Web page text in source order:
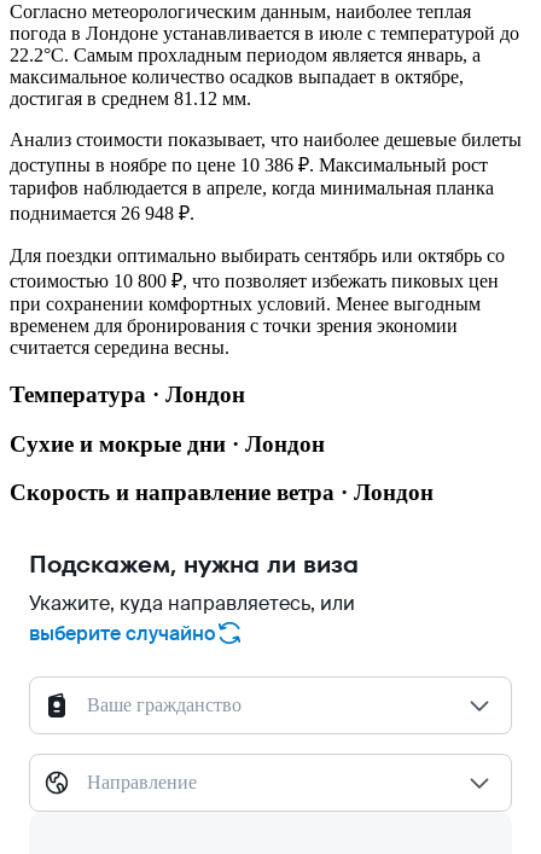
Согласно метеорологическим данным, наиболее теплая
погода в Лондоне устанавливается в июле с температурой до
22.2°C. Самым прохладным периодом является январь, а
максимальное количество осадков выпадает в октябре,
достигая в среднем 81.12 мм.
Анализ стоимости показывает, что наиболее дешевые билеты
доступны в ноябре по цене 10 386 ₽. Максимальный рост
тарифов наблюдается в апреле, когда минимальная планка
поднимается 26 948 ₽.
Для поездки оптимально выбирать сентябрь или октябрь со
стоимостью 10 800 ₽, что позволяет избежать пиковых цен
при сохранении комфортных условий. Менее выгодным
временем для бронирования с точки зрения экономии
считается середина весны.
Температура · Лондон
Сухие и мокрые дни · Лондон
Скорость и направление ветра · Лондон
Подскажем, нужна ли виза
Укажите, куда направляетесь, или
выберите случайно
Ваше гражданство
Направление